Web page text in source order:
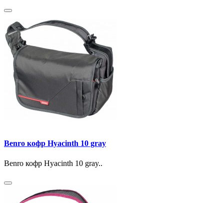
Benro кофр Hyacinth 10 gray
Benro кофр Hyacinth 10 gray..